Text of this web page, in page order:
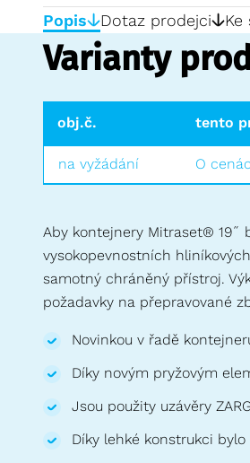
Popis Dotaz prodejci Ke
Varianty
obj.č. tento
na vyžádání O
Aby kontejnery Mitraset® 19˝
vysokopevnostních
samotný chráněný přístroj.
požadavky na přepravované
Novinkou v řadě
Díky novým pryžovým
Jsou použity uzávěry
Díky lehké konstrukci